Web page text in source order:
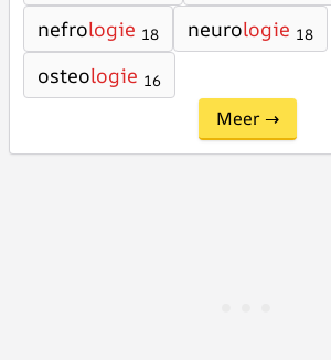
nefrologie 18 neurologie 18
osteologie 16
Meer →